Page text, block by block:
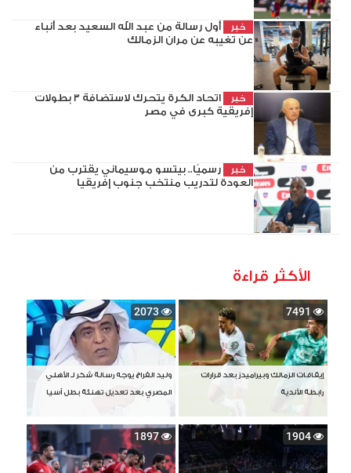
خبر
أول رسالة من عبد الله السعيد بعد أنباء
عن تغيبه عن مران الزمالك
خبر
اتحاد الكرة يتحرك لاستضافة 3 بطولات
إفريقية كبرى في مصر
خبر
رسميًا.. بيتسو موسيماني يقترب من
العودة لتدريب منتخب جنوب إفريقيا
الأكثر قراءة
7491
إيقافات الزمالك وبيراميدز بعد قرارات
رابطة الأندية
2073
وليد الفراج يوجه رسالة شكر لـ الأهلي
المصري بعد تعديل تهنئة بطل آسيا
1904
1897